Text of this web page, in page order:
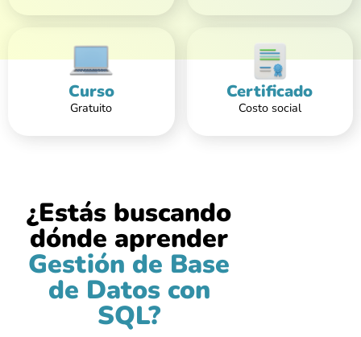
Curso
Gratuito
Certificado
Costo social
¿Estás buscando
dónde aprender
Gestión de Base
de Datos con
SQL?